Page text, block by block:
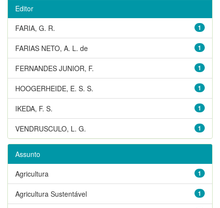
Editor
1
FARIA, G. R.
1
FARIAS NETO, A. L. de
1
FERNANDES JUNIOR, F.
1
HOOGERHEIDE, E. S. S.
1
IKEDA, F. S.
1
VENDRUSCULO, L. G.
Assunto
1
Agricultura
1
Agricultura Sustentável